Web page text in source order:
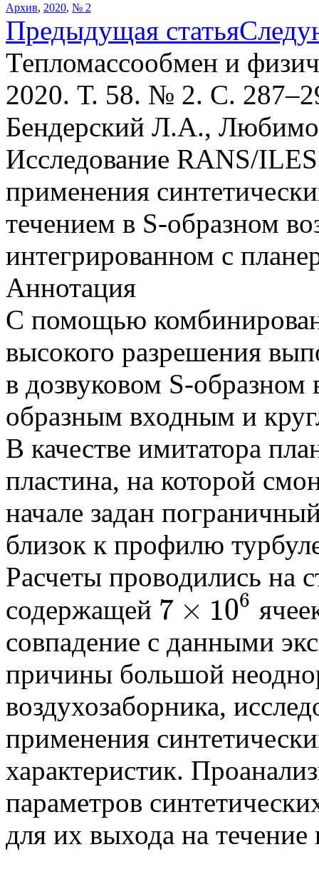
Архив, 2020, № 2
Предыдущая статья
Тепломассообмен и
2020. Т. 58. № 2. С.
Бендерский Л.А.,
Исследование RANS/
применения
течением в S-образном
интегрированном с
Аннотация
С помощью
высокого разрешения
в дозвуковом S-образном
образным входным и
В качестве имитатора
пластина, на которой
начале задан
близок к профилю
Расчеты проводились на
содержащей 7 × 106
7× 6
совпадение с данными
причины большой
воздухозаборника,
применения
характеристик.
параметров
для их выхода на течение